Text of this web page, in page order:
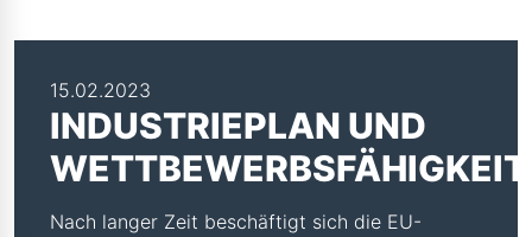
15.02.2023
INDUSTRIEPLAN UND
WETTBEWERBSFÄHIGKEIT
Nach langer Zeit beschäftigt sich die EU-